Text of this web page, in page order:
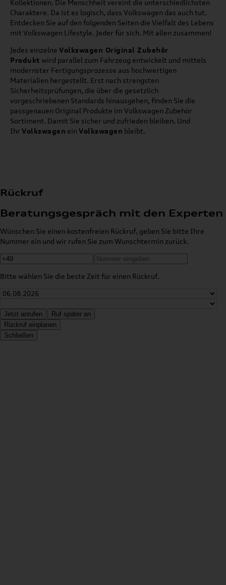
Kollektionen. Die Menschheit vereint die unterschiedlichsten
Charaktere. Da ist es logisch, dass Volkswagen das auch tut.
Entdecken Sie auf den folgenden Seiten die Vielfalt des Lebens
mit Volkswagen Lifestyle. Jeder für sich. Mit allen zusammen!
Jedes einzelne Volkswagen Original Zubehör
Produkt wird parallel zum Fahrzeug entwickelt und mittels
modernster Fertigungsprozesse aus hochwertigen
Materialien hergestellt. Erst nach strengsten
Sicherheitsprüfungen, die über die gesetzlich
vorgeschriebenen Standards hinausgehen, finden Sie die
passgenauen Original Produkte im Volkswagen Zubehör
Sortiment. Damit Sie sicher und zufrieden bleiben. Und
Ihr Volkswagen ein Volkswagen bleibt.
Rückruf
Beratungsgespräch mit den Experten
Wünschen Sie einen kostenfreien Rückruf, geben Sie bitte Ihre
Nummer ein und wir rufen Sie zum Wunschtermin zurück.
Bitte wählen Sie die beste Zeit für einen Rückruf.
Jetzt anrufen
Ruf später an
Rückruf einplanen
Schließen